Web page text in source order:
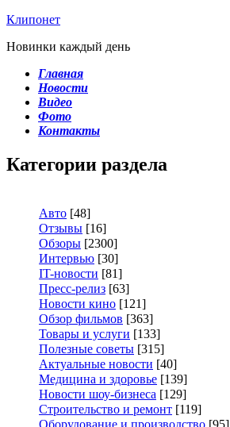
Клипонет
Новинки каждый день
Главная
Новости
Видео
Фото
Контакты
Категории раздела
Авто [48]
Отзывы [16]
Обзоры [2300]
Интервью [30]
IT-новости [81]
Пресс-релиз [63]
Новости кино [121]
Обзор фильмов [363]
Товары и услуги [133]
Полезные советы [315]
Актуальные новости [40]
Медицина и здоровье [139]
Новости шоу-бизнеса [129]
Строительство и ремонт [119]
Оборудование и производство [95]